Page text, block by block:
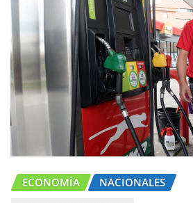
ECONOMÍA NACIONALES